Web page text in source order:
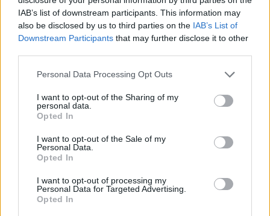
IAB’s list of downstream participants. This information may
also be disclosed by us to third parties on the IAB’s List of
Downstream Participants that may further disclose it to other
Please note that this website/app uses one or more Google
not limited to your visit or usage behaviour. You may click to
grant or deny consent to Google and its third-party tags to
use your data for below specified purposes in below Google
consent section.
Personal Data Processing Opt Outs
I want to opt-out of the Sharing of my
personal data.
Opted In
I want to opt-out of the Sale of my
Personal Data.
Opted In
I want to opt-out of processing my
Personal Data for Targeted Advertising.
Opted In
– Veldig motiverende å få sekundering mot Ingrid
som leder løpet. Jentene gjør et lite comeback nå,
sier Knotten og ser videre mot lørdagens jaktstart,
der hun går ut 37 sekunder etter ledende
Ragnhild Femsteinvik lå på 3.plass og Ida Lien på
9.plass etter liggende skyting, men begge sprakk i
stående. Ragnhild med tre runder og Ida med to.
Men Maren Kirkeeide, som var den eneste norske
som bommet i liggende, avsluttet meget sterkt og
Derimot skjøt Marthe Kråkstad Johansen fullt
etter å ha fått sjansen i verdenscupen. Hun har for